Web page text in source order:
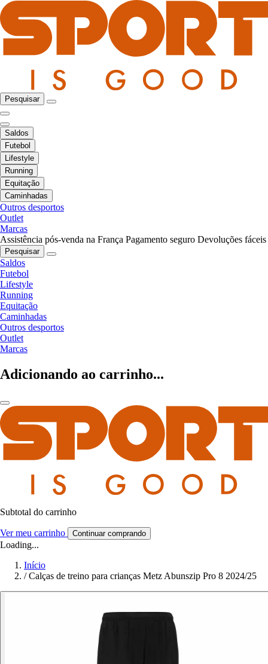
Pesquisar
Saldos
Futebol
Lifestyle
Running
Equitação
Caminhadas
Outros desportos
Outlet
Marcas
Assistência pós-venda na França Pagamento seguro Devoluções fáceis
Pesquisar
Saldos
Futebol
Lifestyle
Running
Equitação
Caminhadas
Outros desportos
Outlet
Marcas
Adicionando ao carrinho...
Subtotal do carrinho
Ver meu carrinho Continuar comprando
Loading...
Início
/ Calças de treino para crianças Metz Abunszip Pro 8 2024/25